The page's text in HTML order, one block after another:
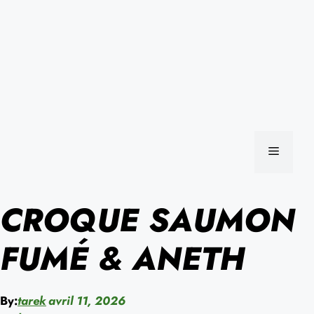
MENU
CROQUE SAUMON
FUMÉ & ANETH
By:tarekavril 11, 2026